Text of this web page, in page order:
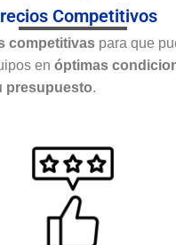
Competitivos
competitivas para que
en óptimas
presupuesto.